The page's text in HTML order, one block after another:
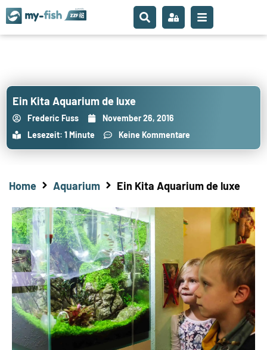
Ein Kita Aquarium de luxe
Frederic Fuss
November 26, 2016
Lesezeit: 1 Minute
Keine Kommentare
Home Aquarium Ein Kita Aquarium de luxe